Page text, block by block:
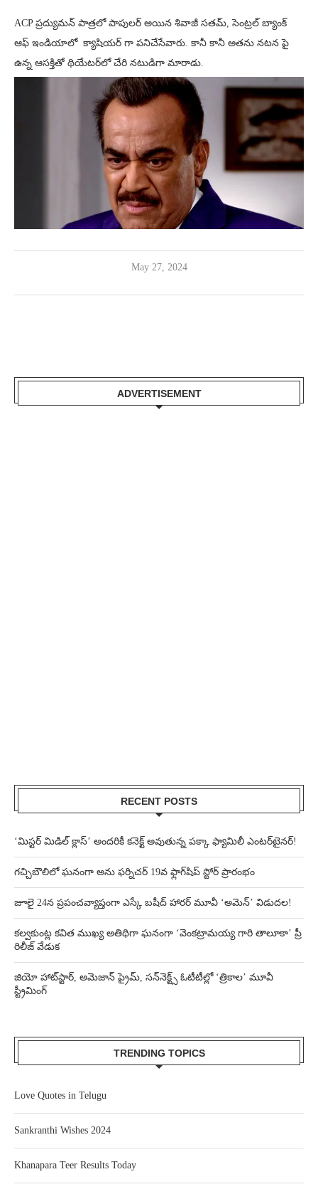
ACP ప్రద్యుమన్ పాత్రలో పాపులర్ అయిన శివాజీ సతమ్, సెంట్రల్ బ్యాంక్
ఆఫ్ ఇండియాలో క్యాషియర్ గా పనిచేసేవారు. కానీ కానీ అతను నటన పై
ఉన్న ఆసక్తితో థియేటర్‌లో చేరి నటుడిగా మారాడు.
May 27, 2024
ADVERTISEMENT
RECENT POSTS
‘మిస్టర్ మిడిల్ క్లాస్’ అందరికీ కనెక్ట్ అవుతున్న పక్కా ఫ్యామిలీ ఎంటర్‌టైనర్!
గచ్చిబౌలిలో ఘనంగా అను ఫర్నిచర్ 19వ ఫ్లాగ్‌షిప్ స్టోర్ ప్రారంభం
జూలై 24న ప్రపంచవ్యాప్తంగా ఎస్కే బషీద్‌ హారర్ మూవీ ‘అమెన్’ విడుదల!
కల్వకుంట్ల కవిత ముఖ్య అతిథిగా ఘనంగా ‘వెంకట్రామయ్య గారి తాలూకా’ ప్రీ
రిలీజ్ వేడుక
జియో హాట్‌స్టార్, అమెజాన్ ప్రైమ్, సన్‌నెక్ట్స్ ఓటీటీల్లో ‘త్రికాల’ మూవీ
స్ట్రీమింగ్
TRENDING TOPICS
Love Quotes in Telugu
Sankranthi Wishes 2024
Khanapara Teer Results Today